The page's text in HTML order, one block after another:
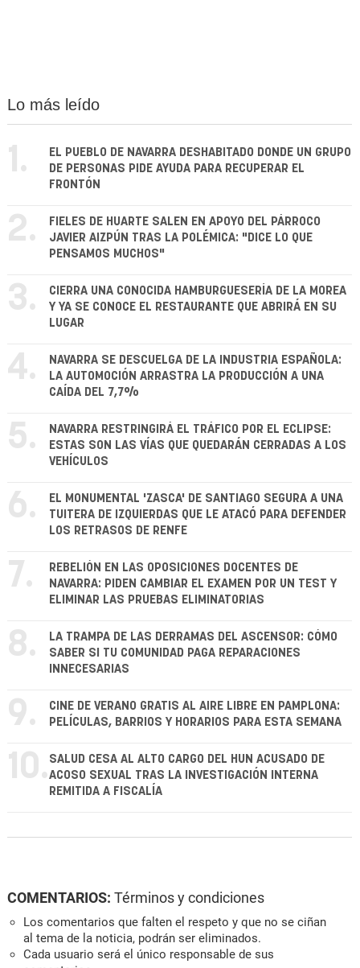
Lo más leído
1.
EL PUEBLO DE NAVARRA DESHABITADO DONDE UN GRUPO
DE PERSONAS PIDE AYUDA PARA RECUPERAR EL
FRONTÓN
2.
FIELES DE HUARTE SALEN EN APOYO DEL PÁRROCO
JAVIER AIZPÚN TRAS LA POLÉMICA: "DICE LO QUE
PENSAMOS MUCHOS"
3.
CIERRA UNA CONOCIDA HAMBURGUESERÍA DE LA MOREA
Y YA SE CONOCE EL RESTAURANTE QUE ABRIRÁ EN SU
LUGAR
4.
NAVARRA SE DESCUELGA DE LA INDUSTRIA ESPAÑOLA:
LA AUTOMOCIÓN ARRASTRA LA PRODUCCIÓN A UNA
CAÍDA DEL 7,7%
5.
NAVARRA RESTRINGIRÁ EL TRÁFICO POR EL ECLIPSE:
ESTAS SON LAS VÍAS QUE QUEDARÁN CERRADAS A LOS
VEHÍCULOS
6.
EL MONUMENTAL 'ZASCA' DE SANTIAGO SEGURA A UNA
TUITERA DE IZQUIERDAS QUE LE ATACÓ PARA DEFENDER
LOS RETRASOS DE RENFE
7.
REBELIÓN EN LAS OPOSICIONES DOCENTES DE
NAVARRA: PIDEN CAMBIAR EL EXAMEN POR UN TEST Y
ELIMINAR LAS PRUEBAS ELIMINATORIAS
8.
LA TRAMPA DE LAS DERRAMAS DEL ASCENSOR: CÓMO
SABER SI TU COMUNIDAD PAGA REPARACIONES
INNECESARIAS
9.
CINE DE VERANO GRATIS AL AIRE LIBRE EN PAMPLONA:
PELÍCULAS, BARRIOS Y HORARIOS PARA ESTA SEMANA
10. SALUD CESA AL ALTO CARGO DEL HUN ACUSADO DE
ACOSO SEXUAL TRAS LA INVESTIGACIÓN INTERNA
REMITIDA A FISCALÍA
COMENTARIOS: Términos y condiciones
Los comentarios que falten el respeto y que no se ciñan
al tema de la noticia, podrán ser eliminados.
Cada usuario será el único responsable de sus